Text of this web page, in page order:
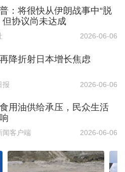
：将很快从伊朗战事中“脱
但协议尚未达成
2026-06-06
降折射日本增长焦虑
报 2026-06-06
用油供给承压，民众生活
闻客户端 2026-06-06